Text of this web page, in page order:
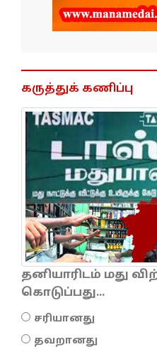
கருத்துக் கணிப்பு
தனியாரிடம் மது
கொடுப்பது...
சரியானது
தவறானது